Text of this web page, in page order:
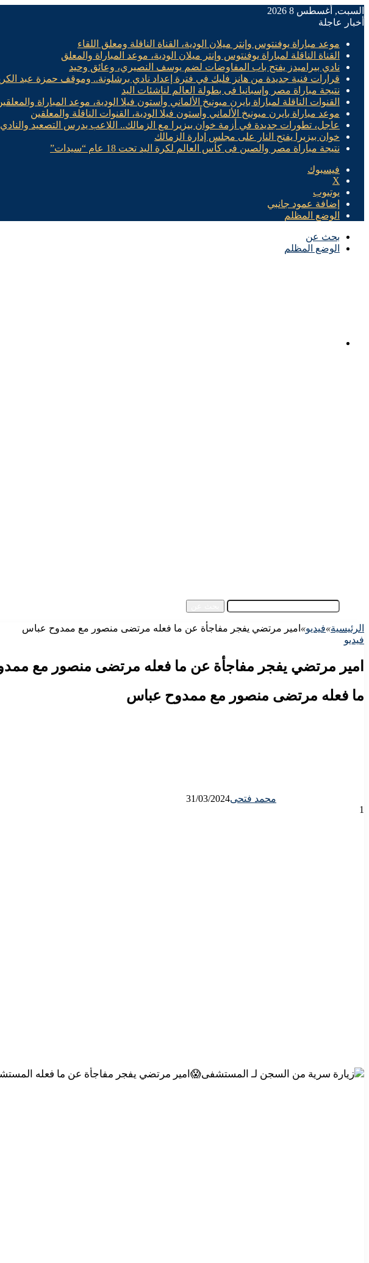
السبت, أغسطس 8 2026
أخبار عاجلة
موعد مباراة يوفنتوس وإنتر ميلان الودية، القناة الناقلة ومعلق اللقاء
القناة الناقلة لمباراة يوفنتوس وإنتر ميلان الودية، موعد المباراة والمعلق
نادي بيراميدز يفتح باب المفاوضات لضم يوسف النصيري، وعائق وحيد
قرارات فنية جديدة من هانز فليك في فترة إعداد نادي برشلونة.. وموقف حمزة عبد
نتيجة مباراة مصر وإسبانيا فى بطولة العالم لناشئات اليد
القنوات الناقلة لمباراة بايرن ميونيخ الألماني وأستون فيلا الودية، موعد المباراة
موعد مباراة بايرن ميونيخ الألماني وأستون فيلا الودية، القنوات الناقلة والمعلقين
عاجل، تطورات جديدة في أزمة خوان بيزيرا مع الزمالك.. اللاعب يدرس التصعيد
خوان بيزيرا يفتح النار على مجلس إدارة الزمالك
نتيجة مباراة مصر والصين فى كأس العالم لكرة اليد تحت 18 عام “سيدات”
فيسبوك
X
يوتيوب
إضافة عمود جانبي
الوضع المظلم
بحث عن
الوضع المظلم
الرئيسية»فيديو» امير مرتضي يفجر مفاجأة عن ما فعله مرتضى منصور مع ممدوح عباس
فيديو
امير مرتضي يفجر مفاجأة عن ما فعله مرتضى منصور مع
ما فعله مرتضى منصور مع ممدوح عباس
محمد فتحى31/03/2024
1